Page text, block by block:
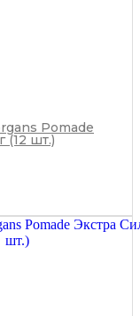
Pomade
(12 шт.)